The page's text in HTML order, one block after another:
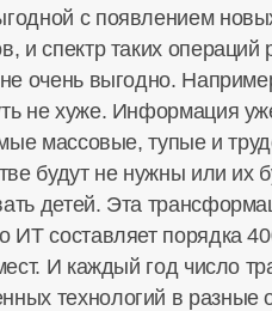
с появлением
и спектр таких
очень выгодно.
не хуже. Информация
массовые, тупые и
будут не нужны или
детей. Эта
ИТ составляет порядка
И каждый год число
технологий в